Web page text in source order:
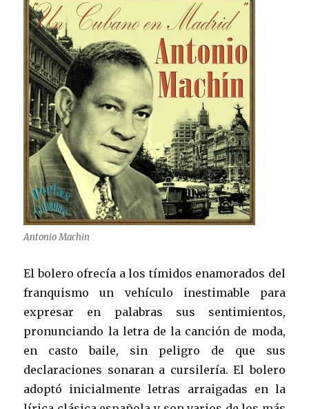
Antonio Machin
El bolero ofrecía a los tímidos enamorados del
franquismo un vehículo inestimable para
expresar en palabras sus sentimientos,
pronunciando la letra de la canción de moda,
en casto baile, sin peligro de que sus
declaraciones sonaran a cursilería. El bolero
adoptó inicialmente letras arraigadas en la